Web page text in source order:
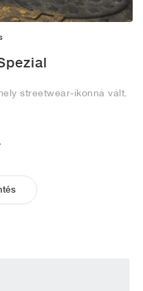
streetwear-ikonná vált.